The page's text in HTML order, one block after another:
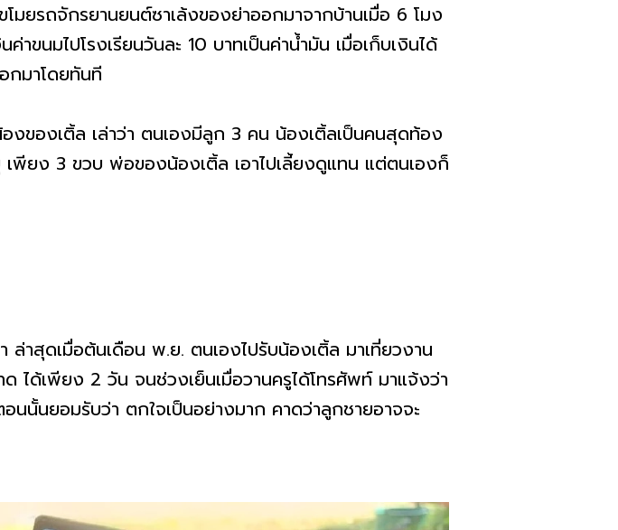
ยรถจักรยานยนต์ซาเล้งของย่าออกมาจากบ้านเมื่อ 6 โมง
ขนมไปโรงเรียนวันละ 10 บาทเป็นค่าน้ำมัน เมื่อเก็บเงินได้
กมาโดยทันที
ของเติ้ล เล่าว่า ตนเองมีลูก 3 คน น้องเติ้ลเป็นคนสุดท้อง
ยง 3 ขวบ พ่อของน้องเติ้ล เอาไปเลี้ยงดูแทน แต่ตนเองก็
าสุดเมื่อต้นเดือน พ.ย. ตนเองไปรับน้องเติ้ล มาเที่ยวงาน
ได้เพียง 2 วัน จนช่วงเย็นเมื่อวานครูได้โทรศัพท์ มาแจ้งว่า
นั้นยอมรับว่า ตกใจเป็นอย่างมาก คาดว่าลูกชายอาจจะ